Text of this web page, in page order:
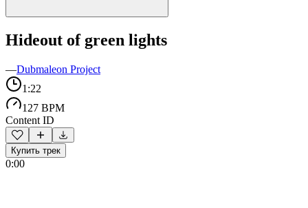
Hideout of green lights
—Dubmaleon Project
1:22
127 BPM
Content ID
Купить трек
0:00